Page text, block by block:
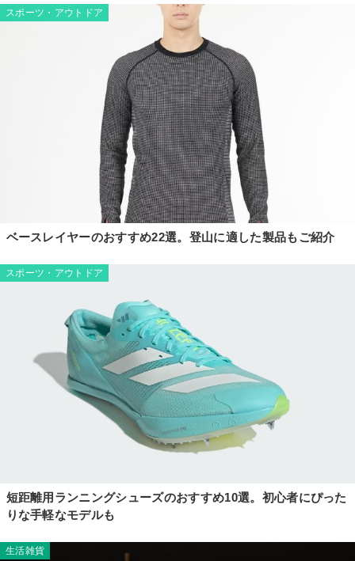
スポーツ・アウトドア
ベースレイヤーのおすすめ22選。登山に適した製品もご紹介
スポーツ・アウトドア
短距離用ランニングシューズのおすすめ10選。初心者にぴった
りな手軽なモデルも
生活雑貨